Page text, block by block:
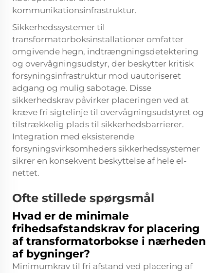
kommunikationsinfrastruktur.
Sikkerhedssystemer til
transformatorboksinstallationer omfatter
omgivende hegn, indtrængningsdetektering
og overvågningsudstyr, der beskytter kritisk
forsyningsinfrastruktur mod uautoriseret
adgang og mulig sabotage. Disse
sikkerhedskrav påvirker placeringen ved at
kræve fri sigtelinje til overvågningsudstyret og
tilstrækkelig plads til sikkerhedsbarrierer.
Integration med eksisterende
forsyningsvirksomheders sikkerhedssystemer
sikrer en konsekvent beskyttelse af hele el-
nettet.
Ofte stillede spørgsmål
Hvad er de minimale
frihedsafstandskrav for placering
af transformatorbokse i nærheden
af bygninger?
Minimumkrav til fri afstand ved placering af